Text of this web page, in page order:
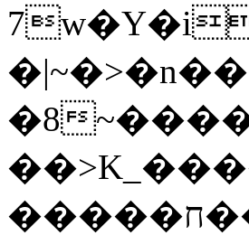
�8
�����ח����T;�uU�w��oovW�N�\�v�̓��N��6xz��z^��s�;